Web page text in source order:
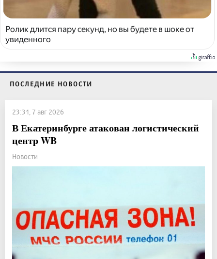
Ролик длится пару секунд, но вы будете в шоке от
увиденного
ПОСЛЕДНИЕ НОВОСТИ
23:31, 7 авг 2026
В Екатеринбурге атакован логистический
центр WB
Новости